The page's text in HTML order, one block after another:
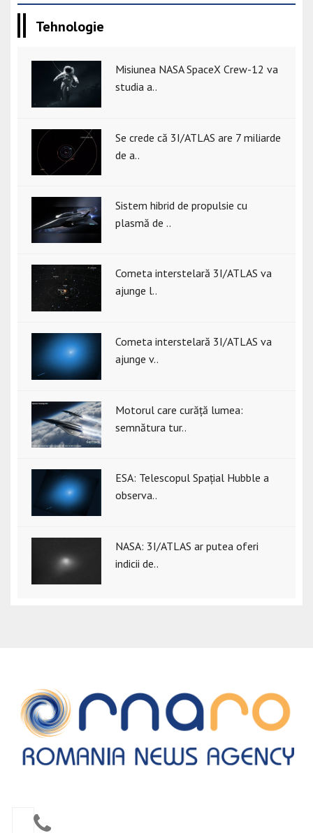
Tehnologie
Misiunea NASA SpaceX Crew-12 va
studia a..
Se crede că 3I/ATLAS are 7 miliarde
de a..
Sistem hibrid de propulsie cu
plasmă de ..
Cometa interstelară 3I/ATLAS va
ajunge l..
Cometa interstelară 3I/ATLAS va
ajunge v..
Motorul care curăță lumea:
semnătura tur..
ESA: Telescopul Spațial Hubble a
observa..
NASA: 3I/ATLAS ar putea oferi
indicii de..